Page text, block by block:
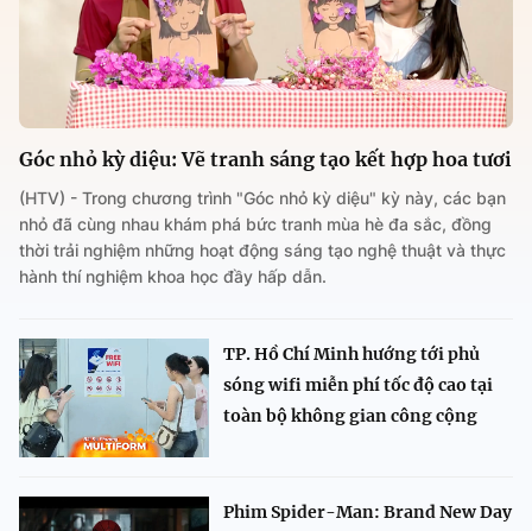
Góc nhỏ kỳ diệu: Vẽ tranh sáng tạo kết hợp hoa tươi
(HTV) - Trong chương trình "Góc nhỏ kỳ diệu" kỳ này, các bạn
nhỏ đã cùng nhau khám phá bức tranh mùa hè đa sắc, đồng
thời trải nghiệm những hoạt động sáng tạo nghệ thuật và thực
hành thí nghiệm khoa học đầy hấp dẫn.
TP. Hồ Chí Minh hướng tới phủ
sóng wifi miễn phí tốc độ cao tại
toàn bộ không gian công cộng
Phim Spider-Man: Brand New Day